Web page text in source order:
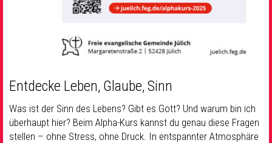
Entdecke Leben, Glaube, Sinn
Was ist der Sinn des Lebens? Gibt es Gott? Und warum bin ich
überhaupt hier? Beim Alpha-Kurs kannst du genau diese Fragen
stellen – ohne Stress, ohne Druck. In entspannter Atmosphäre